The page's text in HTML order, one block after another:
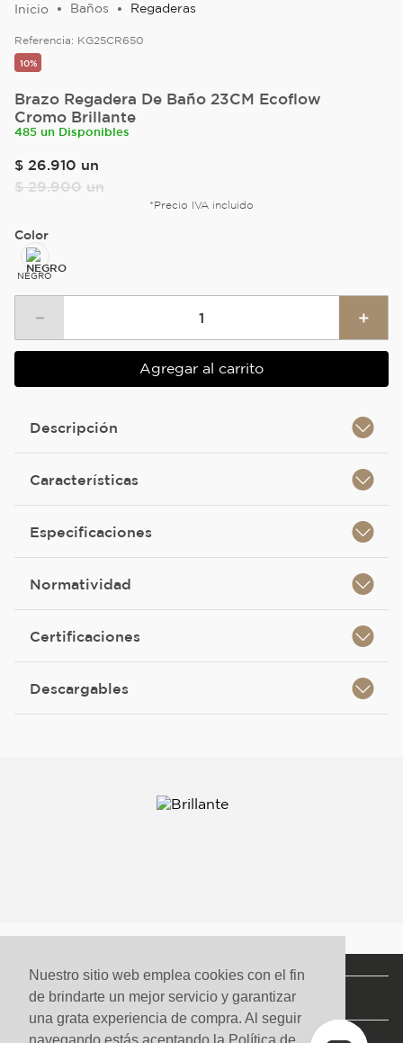
Nuestro sitio web emplea cookies con el fin
de brindarte un mejor servicio y garantizar
una grata experiencia de compra. Al seguir
Baños Regaderas
Referencia: KG25CR650
10%
Brazo Regadera De Baño 23CM Ecoflow
Cromo Brillante
485 un Disponibles
$ 26.910 un
$ 29.900 un
*Precio IVA incluido
Color
NEGRO
＋
－
Agregar al carrito
Descripción
Características
Especificaciones
Normatividad
Certificaciones
Descargables
NUESTRA COMPAÑÍA
SERVICIOS